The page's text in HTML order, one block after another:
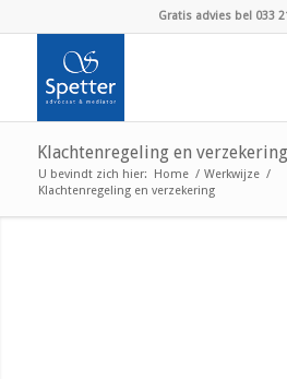
Gratis advies bel 033
Klachtenregeling en verzekering
U bevindt zich hier: Home / Werkwijze /
Klachtenregeling en verzekering